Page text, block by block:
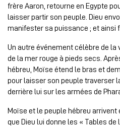
frère Aaron, retourne en Egypte
laisser partir son peuple. Dieu
manifester sa puissance ; et ainsi
Un autre événement célèbre de la
de la mer rouge à pieds secs.
hébreu, Moïse étend le bras et
pour laisser son peuple traverser
derrière lui sur les armées de
Moïse et le peuple hébreu arrivent
que Dieu lui donne les « Tables de